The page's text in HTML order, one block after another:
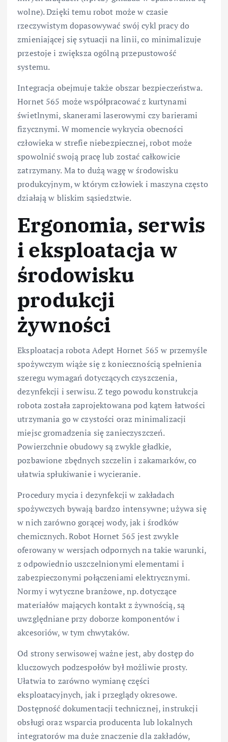
wolne). Dzięki temu robot może w czasie
rzeczywistym dopasowywać swój cykl pracy do
zmieniającej się sytuacji na linii, co minimalizuje
przestoje i zwiększa ogólną przepustowość
systemu.
Integracja obejmuje także obszar bezpieczeństwa.
Hornet 565 może współpracować z kurtynami
świetlnymi, skanerami laserowymi czy barierami
fizycznymi. W momencie wykrycia obecności
człowieka w strefie niebezpiecznej, robot może
spowolnić swoją pracę lub zostać całkowicie
zatrzymany. Ma to dużą wagę w środowisku
produkcyjnym, w którym człowiek i maszyna często
działają w bliskim sąsiedztwie.
Ergonomia, serwis
i eksploatacja w
środowisku
produkcji
żywności
Eksploatacja robota Adept Hornet 565 w przemyśle
spożywczym wiąże się z koniecznością spełnienia
szeregu wymagań dotyczących czyszczenia,
dezynfekcji i serwisu. Z tego powodu konstrukcja
robota została zaprojektowana pod kątem łatwości
utrzymania go w czystości oraz minimalizacji
miejsc gromadzenia się zanieczyszczeń.
Powierzchnie obudowy są zwykle gładkie,
pozbawione zbędnych szczelin i zakamarków, co
ułatwia spłukiwanie i wycieranie.
Procedury mycia i dezynfekcji w zakładach
spożywczych bywają bardzo intensywne; używa się
w nich zarówno gorącej wody, jak i środków
chemicznych. Robot Hornet 565 jest zwykle
oferowany w wersjach odpornych na takie warunki,
z odpowiednio uszczelnionymi elementami i
zabezpieczonymi połączeniami elektrycznymi.
Normy i wytyczne branżowe, np. dotyczące
materiałów mających kontakt z żywnością, są
uwzględniane przy doborze komponentów i
akcesoriów, w tym chwytaków.
Od strony serwisowej ważne jest, aby dostęp do
kluczowych podzespołów był możliwie prosty.
Ułatwia to zarówno wymianę części
eksploatacyjnych, jak i przeglądy okresowe.
Dostępność dokumentacji technicznej, instrukcji
obsługi oraz wsparcia producenta lub lokalnych
integratorów ma duże znaczenie dla zakładów,